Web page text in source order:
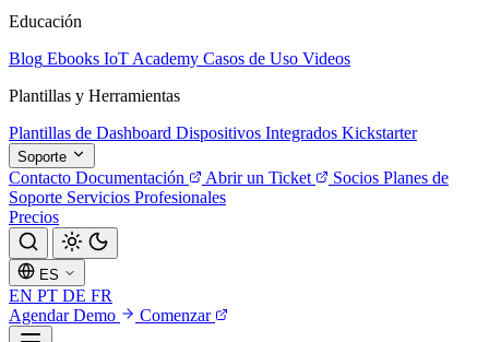
Educación
Blog Ebooks IoT Academy Casos de Uso Videos
Plantillas y Herramientas
Plantillas de Dashboard Dispositivos Integrados Kickstarter
Soporte
Contacto Documentación Abrir un Ticket Socios Planes de
Soporte Servicios Profesionales
Precios
ES
EN PT DE FR
Agendar Demo
Comenzar